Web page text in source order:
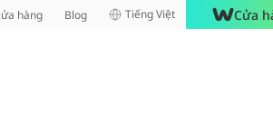
hàng Blog Tiếng Việt Cửa